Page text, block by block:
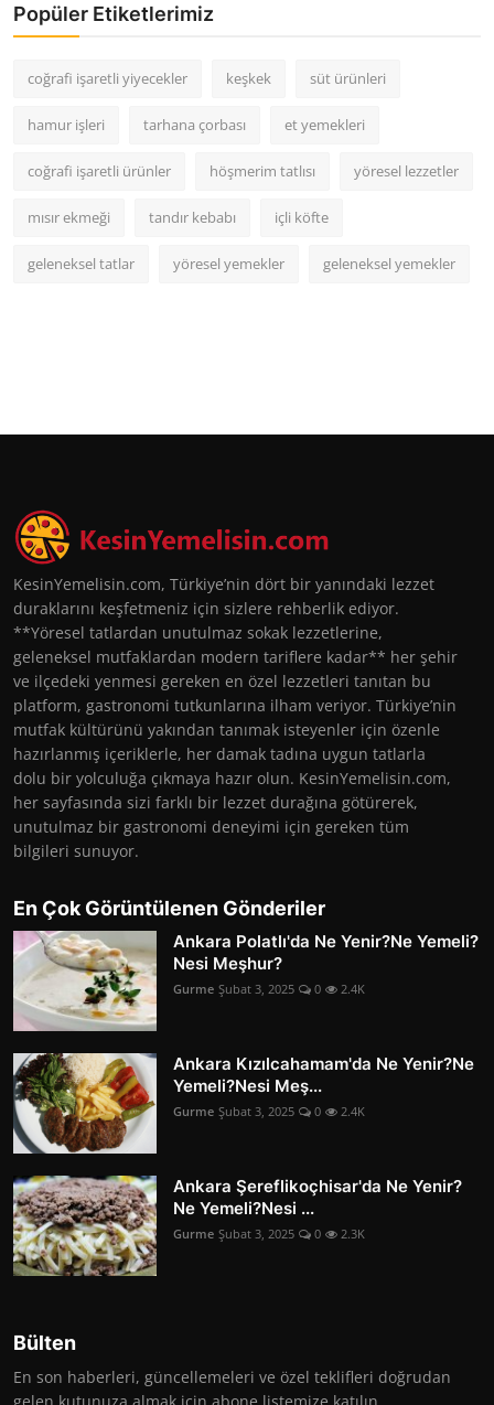
Popüler Etiketlerimiz
coğrafi işaretli yiyecekler keşkek süt ürünleri
hamur işleri tarhana çorbası et yemekleri
coğrafi işaretli ürünler höşmerim tatlısı yöresel lezzetler
mısır ekmeği tandır kebabı içli köfte
geleneksel tatlar yöresel yemekler geleneksel yemekler
KesinYemelisin.com, Türkiye’nin dört bir yanındaki lezzet
duraklarını keşfetmeniz için sizlere rehberlik ediyor.
**Yöresel tatlardan unutulmaz sokak lezzetlerine,
geleneksel mutfaklardan modern tariflere kadar** her şehir
ve ilçedeki yenmesi gereken en özel lezzetleri tanıtan bu
platform, gastronomi tutkunlarına ilham veriyor. Türkiye’nin
mutfak kültürünü yakından tanımak isteyenler için özenle
hazırlanmış içeriklerle, her damak tadına uygun tatlarla
dolu bir yolculuğa çıkmaya hazır olun. KesinYemelisin.com,
her sayfasında sizi farklı bir lezzet durağına götürerek,
unutulmaz bir gastronomi deneyimi için gereken tüm
bilgileri sunuyor.
En Çok Görüntülenen Gönderiler
Ankara Polatlı'da Ne Yenir?Ne Yemeli?
Nesi Meşhur?
Gurme Şubat 3, 2025 0 2.4K
Ankara Kızılcahamam'da Ne Yenir?Ne
Yemeli?Nesi Meş...
Gurme Şubat 3, 2025 0 2.4K
Ankara Şereflikoçhisar'da Ne Yenir?
Ne Yemeli?Nesi ...
Gurme Şubat 3, 2025 0 2.3K
Bülten
En son haberleri, güncellemeleri ve özel teklifleri doğrudan
gelen kutunuza almak için abone listemize katılın